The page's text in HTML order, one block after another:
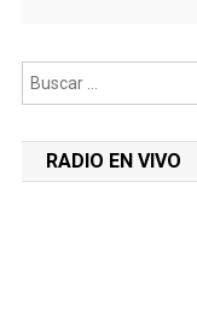
RADIO EN VIVO